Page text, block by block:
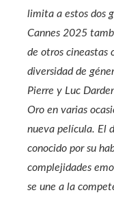
limita a estos dos
Cannes 2025
de otros cineastas
diversidad de
Pierre y Luc
Oro en varias
nueva película. El
conocido por su
complejidades
se une a la